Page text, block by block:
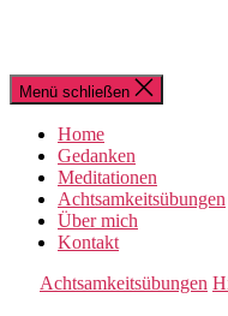
Menü schließen
Home
Gedanken
Meditationen
Achtsamkeitsübungen
Über mich
Kontakt
Achtsamkeitsübungen